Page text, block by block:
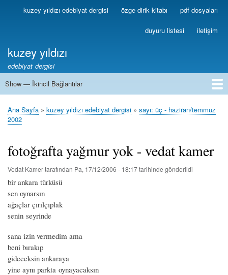
Ana
içeriğe
Birincilkuzey yıldızı edebiyat dergisi özge dirik kitabı pdf dosyaları
duyuru listesi iletişim
kuzey yıldızı
edebiyat dergisi
İkincil
Show — İkincil Bağlantılar
1
2
3
4
5
6
7
8
9
10
11
12
13
Sayfa
Ana Sayfa kuzey yıldızı edebiyat dergisi
sayı: üç - haziran/temmuz
2002
fotoğrafta yağmur yok - vedat kamer
Vedat Kamertarafından Pa, 17/12/2006 - 18:17tarihinde gönderildi
bir ankara türküsü
sen oynarsın
ağaçlar çırılçıplak
senin seyrinde
sana izin vermedim ama
beni bırakıp
gideceksin ankaraya
yine aynı parkta oynayacaksın